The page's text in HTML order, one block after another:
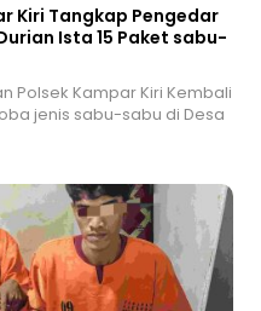
Kiri Tangkap Pengedar
Ista 15 Paket sabu-
Polsek Kampar Kiri Kembali
jenis sabu-sabu di Desa